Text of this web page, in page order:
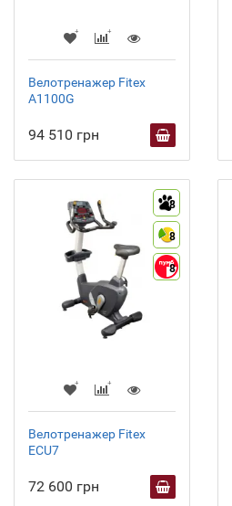
Велотренажер Fitex
A1100G
94 510 грн
8
8
8
Велотренажер Fitex
ECU7
72 600 грн